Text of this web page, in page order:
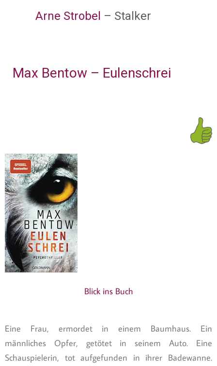
Arne Strobel – Stalker
Max Bentow – Eulenschrei
Blick ins Buch
Eine Frau, ermordet in einem Baumhaus. Ein
männliches Opfer, getötet in seinem Auto. Eine
Schauspielerin, tot aufgefunden in ihrer Badewanne.